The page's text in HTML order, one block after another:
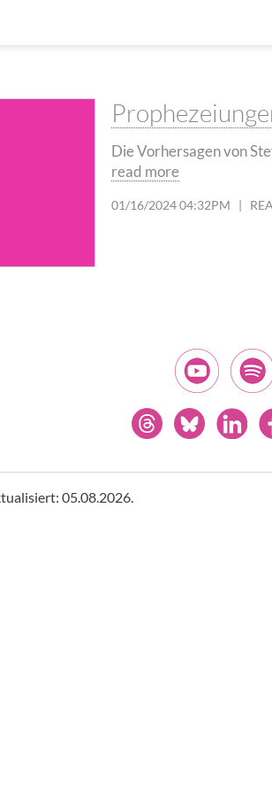
Die Vorhersagen von
read more
01/16/2024 04:32PM |
05.08.2026.